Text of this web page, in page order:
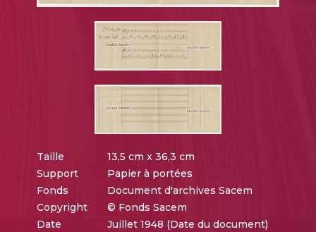
Taille
13,5 cm x 36,3 cm
Support
Papier à portées
Fonds
Document d'archives Sacem
Copyright
© Fonds Sacem
Date
Juillet 1948 (Date du document)